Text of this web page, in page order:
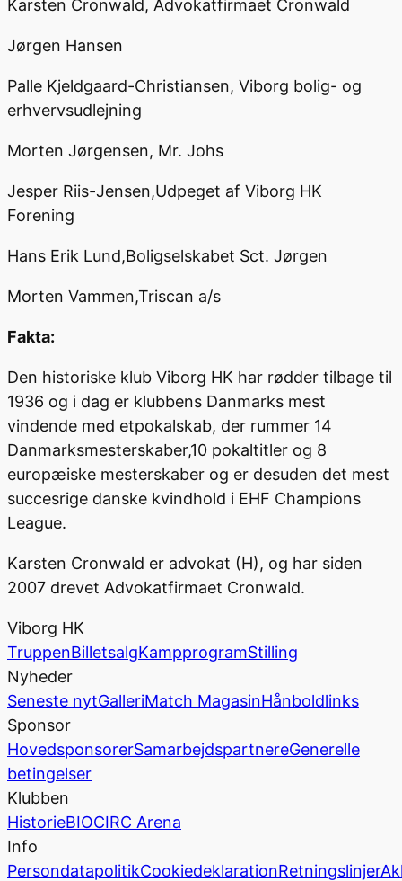
Karsten Cronwald, Advokatfirmaet Cronwald
Jørgen Hansen
Palle Kjeldgaard-Christiansen, Viborg bolig- og
erhvervsudlejning
Morten Jørgensen, Mr. Johs
Jesper Riis-Jensen,Udpeget af Viborg HK
Forening
Hans Erik Lund,Boligselskabet Sct. Jørgen
Morten Vammen,Triscan a/s
Fakta:
Den historiske klub Viborg HK har rødder tilbage til
1936 og i dag er klubbens Danmarks mest
vindende med etpokalskab, der rummer 14
Danmarksmesterskaber,10 pokaltitler og 8
europæiske mesterskaber og er desuden det mest
succesrige danske kvindhold i EHF Champions
League.
Karsten Cronwald er advokat (H), og har siden
2007 drevet Advokatfirmaet Cronwald.
Viborg HK
TruppenBilletsalgKampprogramStilling
Nyheder
Seneste nytGalleriMatch MagasinHånboldlinks
Sponsor
HovedsponsorerSamarbejdspartnereGenerelle
betingelser
Klubben
HistorieBIOCIRC Arena
Info
PersondatapolitikCookiedeklarationRetningslinjer